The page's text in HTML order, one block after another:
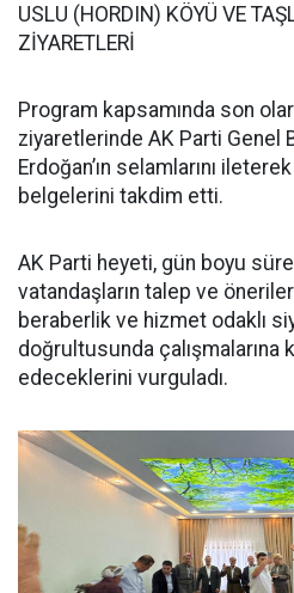
USLU (HORDIN) KÖYÜ VE
ZİYARETLERİ
Program kapsamında son
ziyaretlerinde AK Parti Genel
Erdoğan’ın selamlarını
belgelerini takdim etti.
AK Parti heyeti, gün boyu
vatandaşların talep ve
beraberlik ve hizmet odaklı
doğrultusunda çalışmalarına
edeceklerini vurguladı.